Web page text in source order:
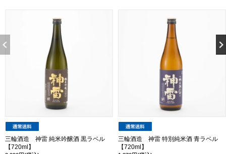
三輪酒造 神雷 純米吟醸酒 黒ラベル
【720ml】
三輪酒造 神雷 特別純米酒 青ラベル
【720ml】